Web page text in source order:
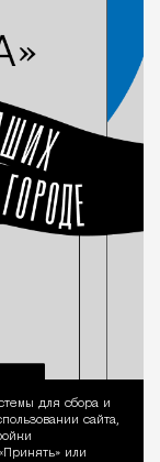
для сбора и
сайта,
или